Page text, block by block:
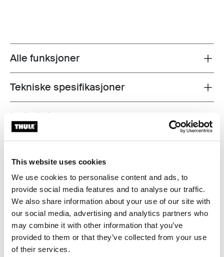
This website uses cookies
We use cookies to personalise content and ads, to
provide social media features and to analyse our traffic.
We also share information about your use of our site with
our social media, advertising and analytics partners who
may combine it with other information that you’ve
provided to them or that they’ve collected from your use
of their services.
Toggle features
Alle funksjoner
Toggle techspec
Tekniske spesifikasjoner
Toggle guides and instructions
Instruksjoner
Vurderinger
Informasjon om produksjon
Varemerke registrert: Thule Sweden AB
Produsentnavn: Thule Sweden
Produsentadresse: Borggatan 5, 335 73 Hillerstorp,
Sverige
E-post: support@thule.com